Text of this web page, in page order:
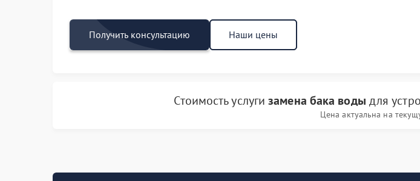
Получить консультацию Наши цены
Стоимость услугизамена бака воды для
Цена актуальна на